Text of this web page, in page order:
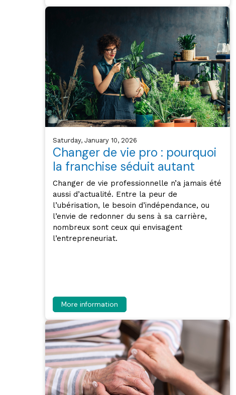
Saturday, January 10, 2026
Changer de vie pro : pourquoi
la franchise séduit autant
Changer de vie professionnelle n’a jamais été
aussi d’actualité. Entre la peur de
l’ubérisation, le besoin d’indépendance, ou
l’envie de redonner du sens à sa carrière,
nombreux sont ceux qui envisagent
l’entrepreneuriat.
More information